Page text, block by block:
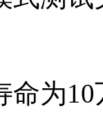
命为